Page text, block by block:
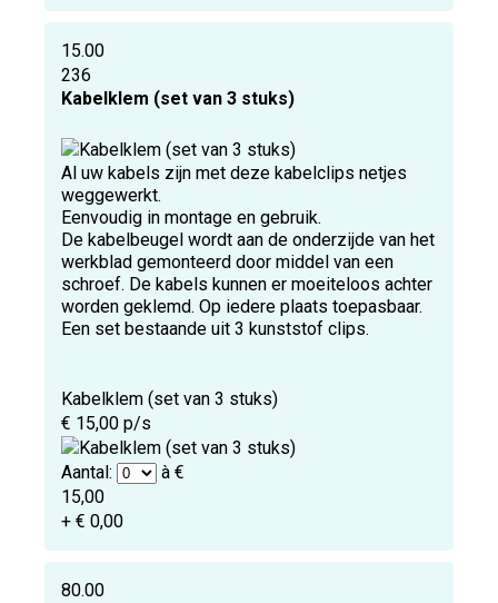
15.00
236
Kabelklem (set van 3 stuks)
Al uw kabels zijn met deze kabelclips netjes
weggewerkt.
Eenvoudig in montage en gebruik.
De kabelbeugel wordt aan de onderzijde van het
werkblad gemonteerd door middel van een
schroef. De kabels kunnen er moeiteloos achter
worden geklemd. Op iedere plaats toepasbaar.
Een set bestaande uit 3 kunststof clips.
Kabelklem (set van 3 stuks)
€ 15,00 p/s
Aantal:
à €
15,00
+ € 0,00
80.00